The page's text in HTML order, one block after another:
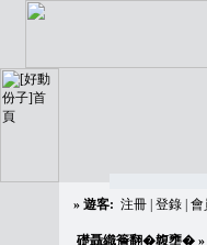
» 遊客: 注冊 登錄 會
礎聶織簷翻�䪖壅�